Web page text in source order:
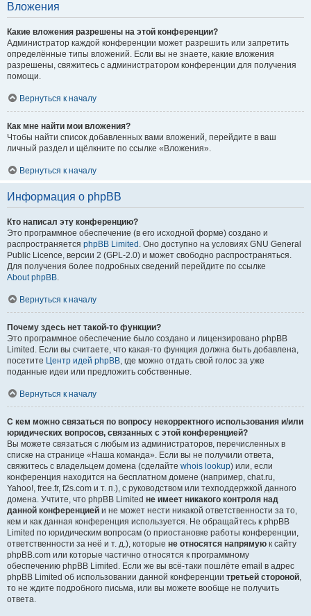
Вложения
Какие вложения разрешены на этой конференции?
Администратор каждой конференции может разрешить или запретить
определённые типы вложений. Если вы не знаете, какие вложения
разрешены, свяжитесь с администратором конференции для получения
помощи.
Вернуться к началу
Как мне найти мои вложения?
Чтобы найти список добавленных вами вложений, перейдите в ваш
личный раздел и щёлкните по ссылке «Вложения».
Вернуться к началу
Информация о phpBB
Кто написал эту конференцию?
Это программное обеспечение (в его исходной форме) создано и
распространяется phpBB Limited . Оно доступно на условиях GNU General
Public Licence, версии 2 (GPL-2.0) и может свободно распространяться.
Для получения более подробных сведений перейдите по ссылке
About phpBB.
Вернуться к началу
Почему здесь нет такой-то функции?
Это программное обеспечение было создано и лицензировано phpBB
Limited. Если вы считаете, что какая-то функция должна быть добавлена,
посетите Центр идей phpBB, где можно отдать свой голос за уже
поданные идеи или предложить собственные.
Вернуться к началу
С кем можно связаться по вопросу некорректного использования и/или
юридических вопросов, связанных с этой конференцией?
Вы можете связаться с любым из администраторов, перечисленных в
списке на странице «Наша команда». Если вы не получили ответа,
свяжитесь с владельцем домена (сделайте whois lookup) или, если
конференция находится на бесплатном домене (например, chat.ru,
Yahoo!, free.fr, f2s.com и т. п.), с руководством или техподдержкой данного
домена. Учтите, что phpBB Limited не имеет никакого контроля над
данной конференцией и не может нести никакой ответственности за то,
кем и как данная конференция используется. Не обращайтесь к phpBB
Limited по юридическим вопросам (о приостановке работы конференции,
ответственности за неё и т. д.), которые не относятся напрямую к сайту
phpBB.com или которые частично относятся к программному
обеспечению phpBB Limited. Если же вы всё-таки пошлёте email в адрес
phpBB Limited об использовании данной конференции третьей стороной,
то не ждите подробного письма, или вы можете вообще не получить
ответа.